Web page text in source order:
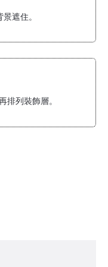
遮住。
排列裝飾層。